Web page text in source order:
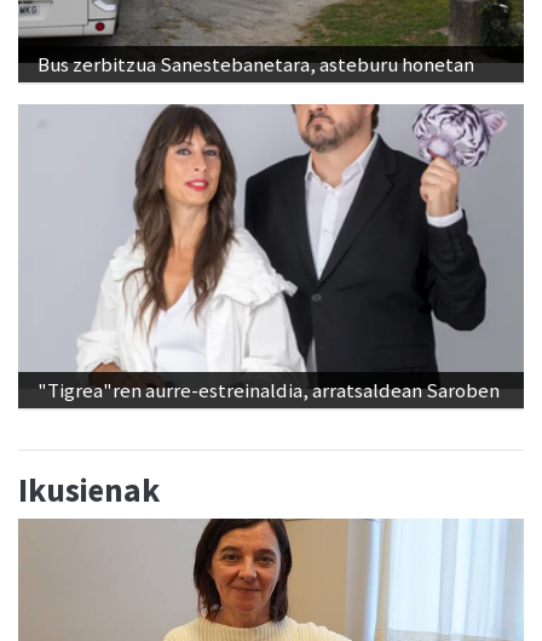
Bus zerbitzua Sanestebanetara, asteburu honetan
"Tigrea"ren aurre-estreinaldia, arratsaldean Saroben
Ikusienak